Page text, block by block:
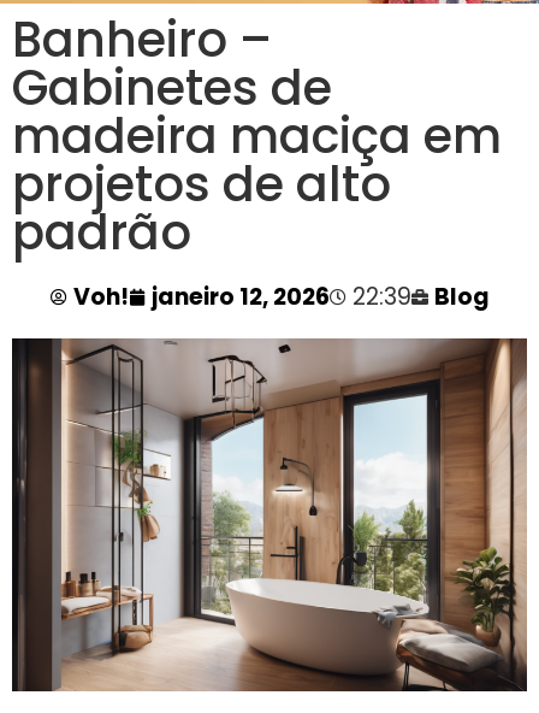
Banheiro –
Gabinetes de
madeira maciça em
projetos de alto
padrão
Voh! janeiro 12, 2026 22:39 Blog